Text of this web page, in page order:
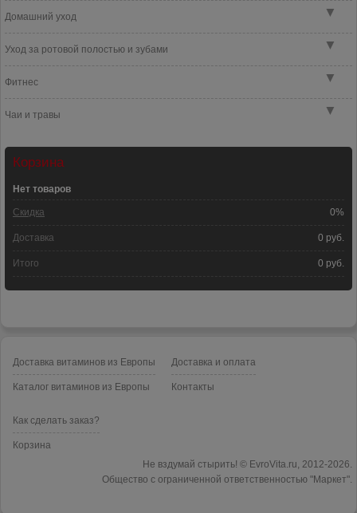
▼
Домашний уход
▼
Уход за ротовой полостью и зубами
▼
Фитнес
▼
Чаи и травы
Корзина
Нет товаров
Скидка 0%
Доставка 0 руб.
Итого 0 руб.
Доставка витаминов из Европы
Каталог витаминов из Европы
Доставка и оплата
Контакты
Как сделать заказ?
Корзина
Не вздумай стырить! © EvroVita.ru, 2012-2026.
Общество с ограниченной ответственностью "Маркет".